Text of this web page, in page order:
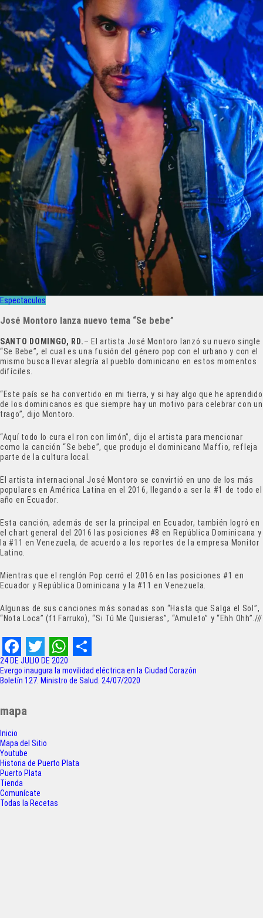
Espectaculos
José Montoro lanza nuevo tema “Se bebe”
SANTO DOMINGO, RD.– El artista José Montoro lanzó su nuevo single
“Se Bebe”, el cual es una fusión del género pop con el urbano y con el
mismo busca llevar alegría al pueblo dominicano en estos momentos
difíciles.
“Este país se ha convertido en mi tierra, y si hay algo que he aprendido
de los dominicanos es que siempre hay un motivo para celebrar con un
trago”, dijo Montoro.
“Aquí todo lo cura el ron con limón”, dijo el artista para mencionar
como la canción “Se bebe”, que produjo el dominicano Maffio, refleja
parte de la cultura local.
El artista internacional José Montoro se convirtió en uno de los más
populares en América Latina en el 2016, llegando a ser la #1 de todo el
año en Ecuador.
Esta canción, además de ser la principal en Ecuador, también logró en
el chart general del 2016 las posiciones #8 en República Dominicana y
la #11 en Venezuela, de acuerdo a los reportes de la empresa Monitor
Latino.
Mientras que el renglón Pop cerró el 2016 en las posiciones #1 en
Ecuador y República Dominicana y la #11 en Venezuela.
Algunas de sus canciones más sonadas son “Hasta que Salga el Sol”,
“Nota Loca” (ft Farruko), “Si Tú Me Quisieras”, “Amuleto” y “Ehh Ohh”.///
F
a
c
e
b
o
o
k
T
w
t
t
e
r
W
h
A
p
S
h
24 DE JULIO DE 2020
Navegación
de
Evergo inaugura la movilidad eléctrica en la Ciudad Corazón
Boletín 127. Ministro de Salud. 24/07/2020
mapa
Inicio
Mapa del Sitio
Youtube
Historia de Puerto Plata
Puerto Plata
Tienda
Comunícate
Todas la Recetas